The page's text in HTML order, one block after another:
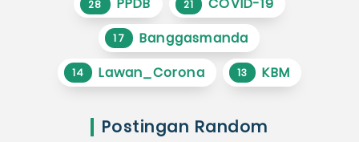
28 PPDB 21 COVID-19
17 Banggasmanda
14 Lawan_Corona 13 KBM
Postingan Random